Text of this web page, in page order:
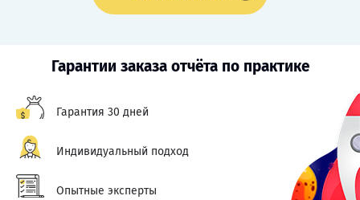
Гарантии заказа отчёта по практике
Гарантия 30 дней
Индивидуальный подход
Опытные эксперты